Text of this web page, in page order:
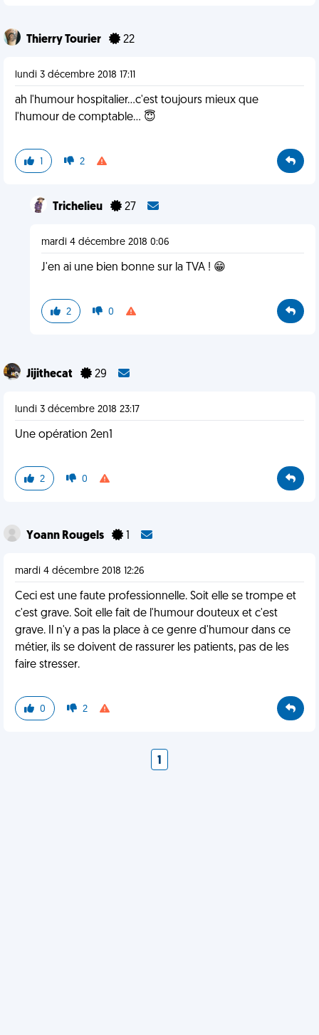
Thierry Tourier 22
lundi 3 décembre 2018 17:11
ah l'humour hospitalier...c'est toujours mieux que
l'humour de comptable... 😇
1 2
Trichelieu 27
mardi 4 décembre 2018 0:06
J'en ai une bien bonne sur la TVA ! 😁
2 0
Jijithecat 29
lundi 3 décembre 2018 23:17
Une opération 2en1
2 0
Yoann Rougels
mardi 4 décembre 2018 12:26
Ceci est une faute professionnelle. Soit elle se trompe et
c'est grave. Soit elle fait de l'humour douteux et c'est
grave. Il n'y a pas la place à ce genre d'humour dans ce
métier, ils se doivent de rassurer les patients, pas de les
faire stresser.
0 2
1